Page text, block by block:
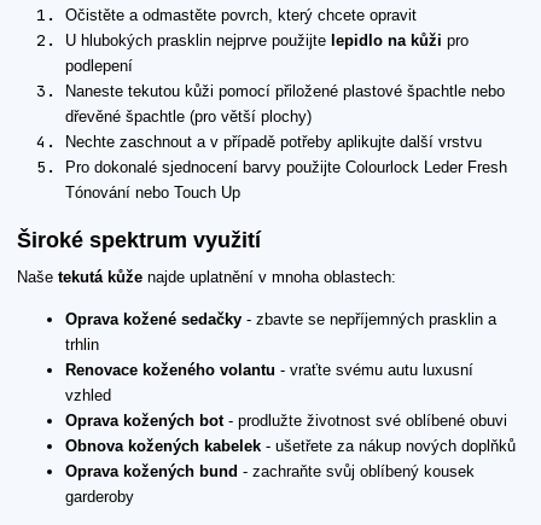
Očistěte a odmastěte povrch, který chcete opravit
U hlubokých prasklin nejprve použijte lepidlo na kůži pro
podlepení
Naneste tekutou kůži pomocí přiložené plastové špachtle nebo
dřevěné špachtle (pro větší plochy)
Nechte zaschnout a v případě potřeby aplikujte další vrstvu
Pro dokonalé sjednocení barvy použijte Colourlock Leder Fresh
Tónování nebo Touch Up
Široké spektrum využití
Naše tekutá kůže najde uplatnění v mnoha oblastech:
Oprava kožené sedačky - zbavte se nepříjemných prasklin a
trhlin
Renovace koženého volantu - vraťte svému autu luxusní
vzhled
Oprava kožených bot- prodlužte životnost své oblíbené obuvi
Obnova kožených kabelek - ušetřete za nákup nových doplňků
Oprava kožených bund - zachraňte svůj oblíbený kousek
garderoby